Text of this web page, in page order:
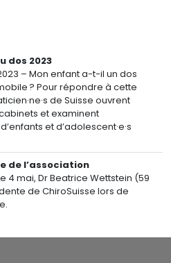
dos 2023
– Mon enfant a-t-il un dos
? Pour répondre à cette
de Suisse ouvrent
et examinent
et d’adolescent·e·s
de l’association
4 mai, Dr Beatrice Wettstein (59
de ChiroSuisse lors de